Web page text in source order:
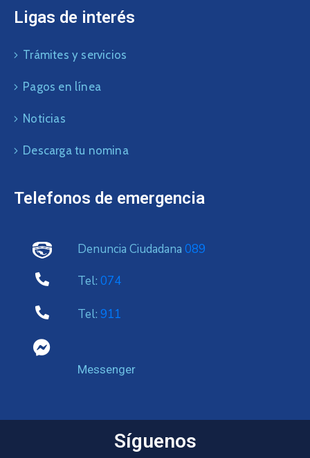
Ligas de interés
Trámites y servicios
Pagos en línea
Noticias
Descarga tu nomina
Telefonos de emergencia
Denuncia Ciudadana 089
Tel: 074
Tel: 911
Messenger
Síguenos